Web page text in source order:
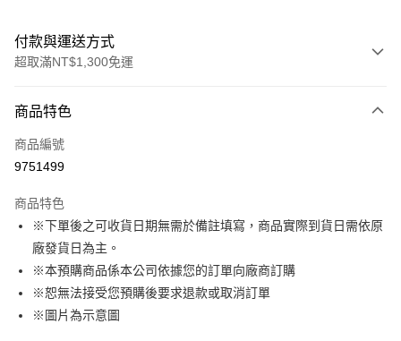
付款與運送方式
超取滿NT$1,300免運
信用卡一次付款
超商取貨付款
Apple Pay
悠遊付
Google Pay
ATM付款
商品特色
商品編號
9751499
商品特色
※下單後之可收貨日期無需於備註填寫，商品實際到貨日需依原
廠發貨日為主。
※本預購商品係本公司依據您的訂單向廠商訂購
※恕無法接受您預購後要求退款或取消訂單
※圖片為示意圖